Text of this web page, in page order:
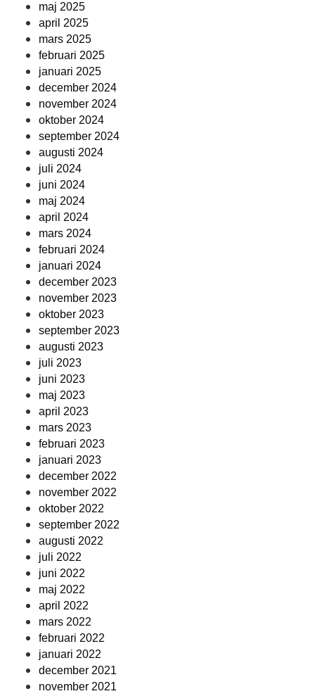
maj 2025
april 2025
mars 2025
februari 2025
januari 2025
december 2024
november 2024
oktober 2024
september 2024
augusti 2024
juli 2024
juni 2024
maj 2024
april 2024
mars 2024
februari 2024
januari 2024
december 2023
november 2023
oktober 2023
september 2023
augusti 2023
juli 2023
juni 2023
maj 2023
april 2023
mars 2023
februari 2023
januari 2023
december 2022
november 2022
oktober 2022
september 2022
augusti 2022
juli 2022
juni 2022
maj 2022
april 2022
mars 2022
februari 2022
januari 2022
december 2021
november 2021